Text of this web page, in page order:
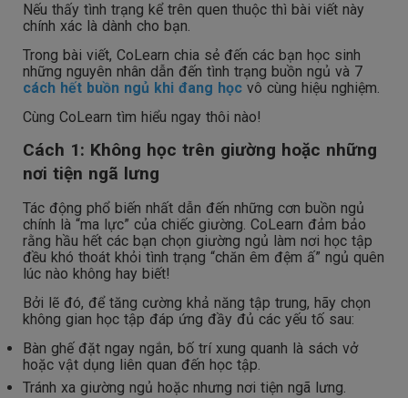
Nếu thấy tình trạng kể trên quen thuộc thì bài viết này
chính xác là dành cho bạn.
Trong bài viết, CoLearn chia sẻ đến các bạn học sinh
những nguyên nhân dẫn đến tình trạng buồn ngủ và 7
cách hết buồn ngủ khi đang học vô cùng hiệu nghiệm.
Cùng CoLearn tìm hiểu ngay thôi nào!
Cách 1: Không học trên giường hoặc những
nơi tiện ngã lưng
Tác động phổ biến nhất dẫn đến những cơn buồn ngủ
chính là “ma lực” của chiếc giường. CoLearn đảm bảo
rằng hầu hết các bạn chọn giường ngủ làm nơi học tập
đều khó thoát khỏi tình trạng “chăn êm đệm ấ” ngủ quên
lúc nào không hay biết!
Bởi lẽ đó, để tăng cường khả năng tập trung, hãy chọn
không gian học tập đáp ứng đầy đủ các yếu tố sau:
Bàn ghế đặt ngay ngắn, bố trí xung quanh là sách vở
hoặc vật dụng liên quan đến học tập.
Tránh xa giường ngủ hoặc nhưng nơi tiện ngã lưng.